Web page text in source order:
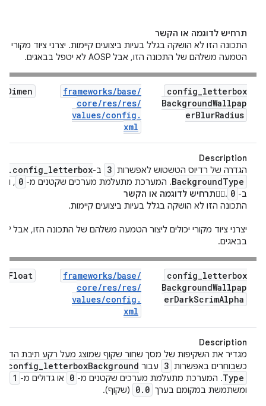
תרחיש לדוגמה או הקשר
התכונה הזו לא הושקה בגלל בעיות ביצועים קיימות. יצרני ציוד מקורי
הטמעה משלהם של התכונה הזו, אבל AOSP לא יטפל בבאגים.
config_letterbox
BackgroundWallpap
erBlurRadius
frameworks/base/
core/res/res/
values/config .
xml
Dimen
Description
הגדרה של רדיוס הטשטוש לאפשרות 3 ב- . config_letterbox
BackgroundType . המערכת מתעלמת מערכים שקטנים מ- 0
,
ב- 0
.
תרחיש לדוגמה או הקשר
התכונה הזו לא הושקה בגלל בעיות ביצועים קיימות.
בבאגים.
config_letterbox
BackgroundWallpap
erDarkScrimAlpha
frameworks/base/
core/res/res/
values/config .
xml
Float
Description
מגדיר את השקיפות של מסך שחור שקוף שמוצג מעל רקע תיבת
כשבוחרים באפשרות 3 עבור config_letterboxBackground
Type. המערכת מתעלמת מערכים שקטנים מ- 0 או גדולים מ- 1
ומשתמשת במקומם בערך
0. 0 (שקוף).